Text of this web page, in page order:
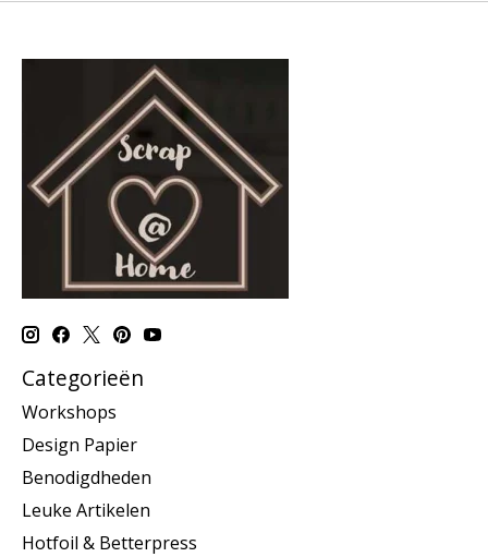
Categorieën
Workshops
Design Papier
Benodigdheden
Leuke Artikelen
Hotfoil & Betterpress